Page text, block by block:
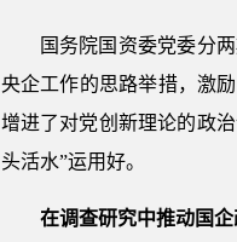
国务院国资委党委分
央企工作的思路举措，激
增进了对党创新理论的政
头活水”运用好。
在调查研究中推动国